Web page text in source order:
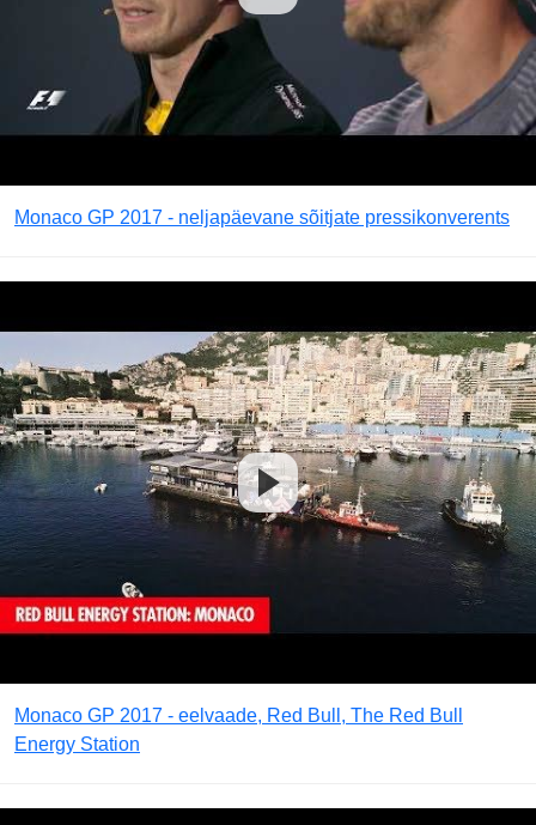
Monaco GP 2017 - neljapäevane sõitjate pressikonverents
Monaco GP 2017 - eelvaade, Red Bull, The Red Bull
Energy Station